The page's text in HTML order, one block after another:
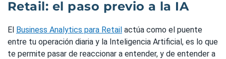
Retail: el paso previo a la IA
El Business Analytics para Retail actúa como el puente
entre tu operación diaria y la Inteligencia Artificial, es lo que
te permite pasar de reaccionar a entender, y de entender a